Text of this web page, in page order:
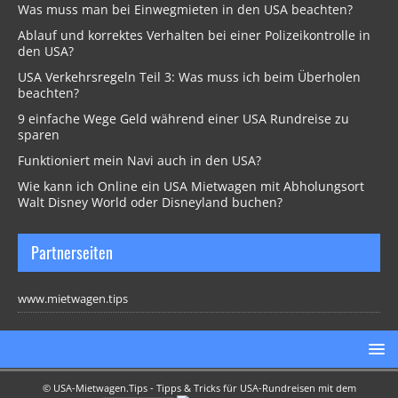
Was muss man bei Einwegmieten in den USA beachten?
Ablauf und korrektes Verhalten bei einer Polizeikontrolle in
den USA?
USA Verkehrsregeln Teil 3: Was muss ich beim Überholen
beachten?
9 einfache Wege Geld während einer USA Rundreise zu
sparen
Funktioniert mein Navi auch in den USA?
Wie kann ich Online ein USA Mietwagen mit Abholungsort
Walt Disney World oder Disneyland buchen?
Partnerseiten
www.mietwagen.tips
© USA-Mietwagen.Tips - Tipps & Tricks für USA-Rundreisen mit dem